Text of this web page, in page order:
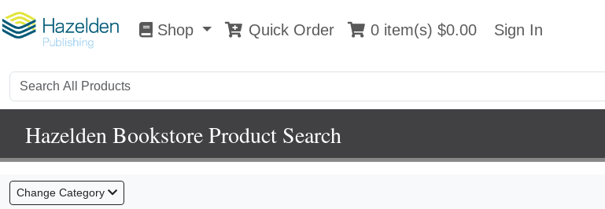
Shop 0 item(s) $0.00 Sign In
Shop Quick Order 0 item(s) $0.00 Sign In
Hazelden Bookstore Product Search
Change Category